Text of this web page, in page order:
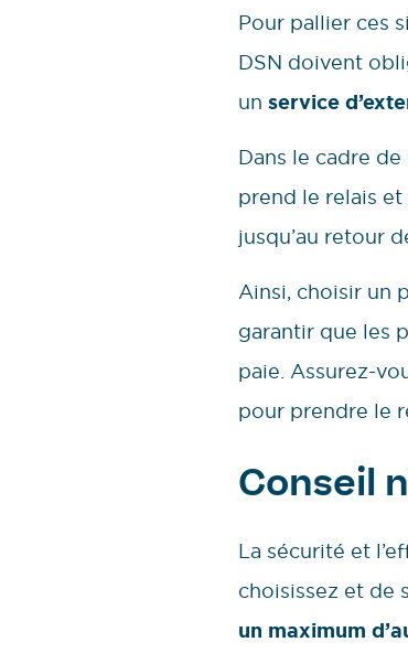
Pour pallier ces
DSN doivent
un service
Dans le cadre
prend le relais
jusqu’au retour
Ainsi, choisir un
garantir que les
paie. Assurez-
pour prendre le
Conseil
La sécurité et
choisissez et de
un maximum